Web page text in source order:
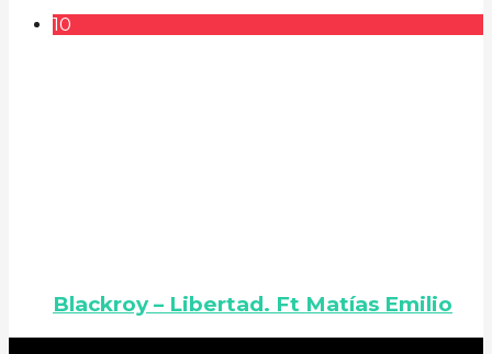
10
Blackroy – Libertad. Ft Matías Emilio